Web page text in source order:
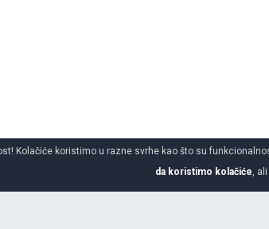
Kolačiće koristimo u razne svrhe kao što su
da koristimo kolačiće ,